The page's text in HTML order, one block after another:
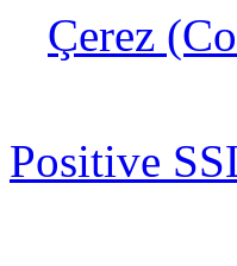
Çerez
Positive